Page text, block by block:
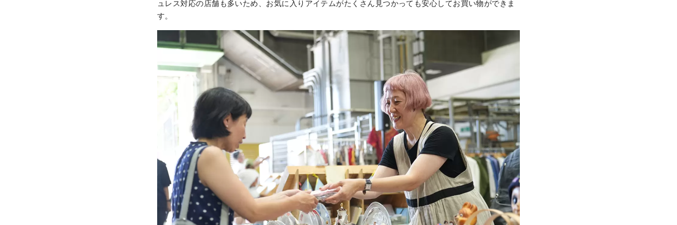
ュレス対応の店舗も多いため、お気に入りアイテムがたくさん見つかっても安心してお買い物ができま
す。